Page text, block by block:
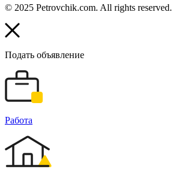
© 2025 Petrovchik.com. All rights reserved.
Подать объявление
Работа